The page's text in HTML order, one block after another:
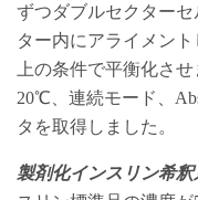
ずつダブルセクター
ター内にアライメン
上の条件で平衡化させ
20℃、連続モード、
タを取得しました。
製剤化インスリン希